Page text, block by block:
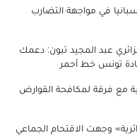
في مواجهة التضارب
عبد المجيد تبون: دعمك
تونس خط أحمر
مع فرقة لمكافحة القوارض
وجهت الاقتحام الجماعي